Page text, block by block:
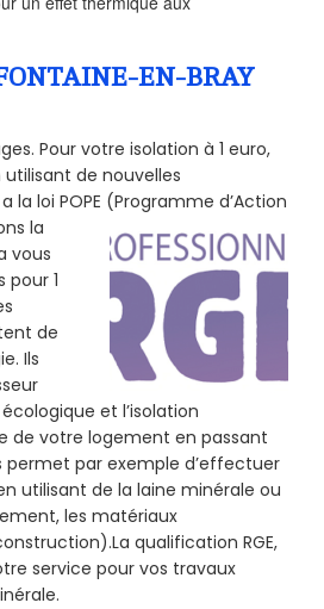
EN-BRAY
Pour votre isolation à 1 euro,
utilisant de nouvelles
loi POPE (Programme d’Action
la
vous
1
de
Ils
et l’isolation
de votre logement en passant
permet par exemple d’effectuer
utilisant de la laine minérale ou
les matériaux
qualification RGE,
service pour vos travaux